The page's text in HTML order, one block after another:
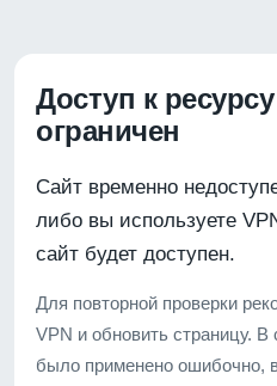
Доступ к
ограничен
Сайт временно
либо вы используете
сайт будет доступен.
Для повторной проверки
VPN и обновить страницу. В
было применено ошибочно,